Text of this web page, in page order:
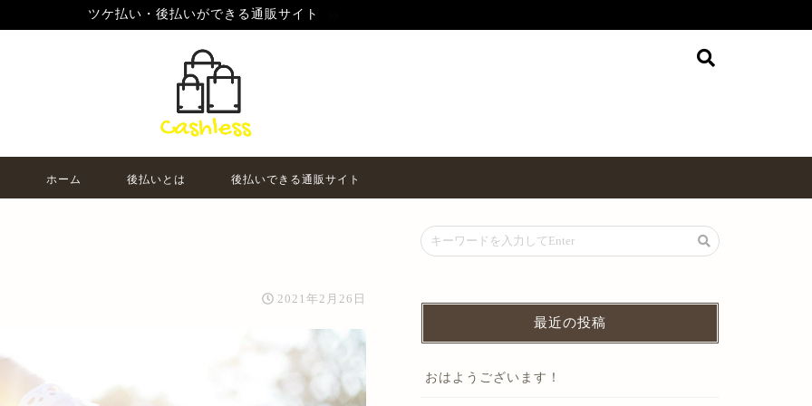
ツケ払い・後払いができる通販サイト
ホーム 後払いとは 後払いできる通販サイト
2021年2月26日
最近の投稿
おはようございます！